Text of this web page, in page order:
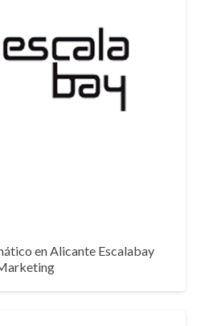
en Alicante Escalabay